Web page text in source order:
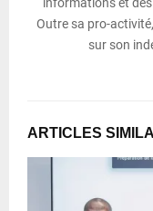
Outre sa pro-
sur son
ARTICLES